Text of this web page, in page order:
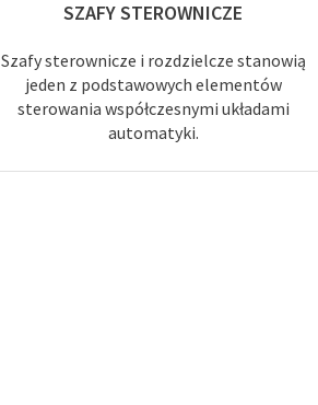
SZAFY STEROWNICZE
Szafy sterownicze i rozdzielcze stanowią
jeden z podstawowych elementów
sterowania współczesnymi układami
automatyki.